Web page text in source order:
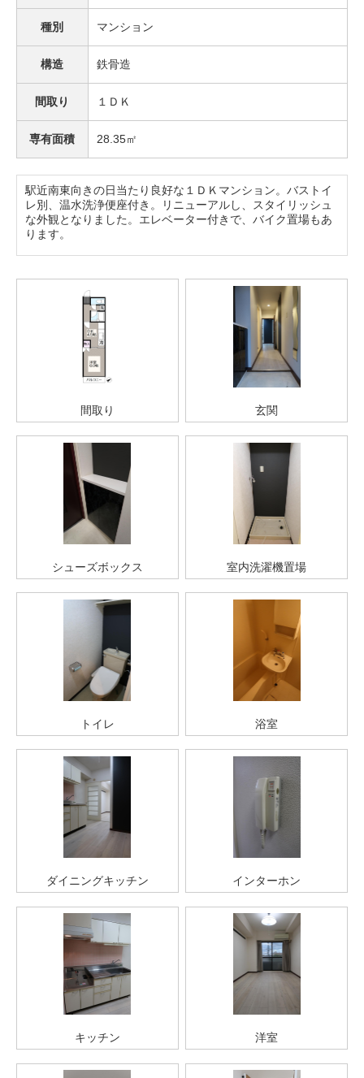
種別 マンション
構造 鉄骨造
間取り １ＤＫ
専有面積 28.35㎡
駅近南東向きの日当たり良好な１ＤＫマンション。バストイ
レ別、温水洗浄便座付き。リニューアルし、スタイリッシュ
な外観となりました。エレベーター付きで、バイク置場もあ
ります。
間取り 玄関
シューズボックス 室内洗濯機置場
トイレ 浴室
ダイニングキッチン インターホン
キッチン 洋室